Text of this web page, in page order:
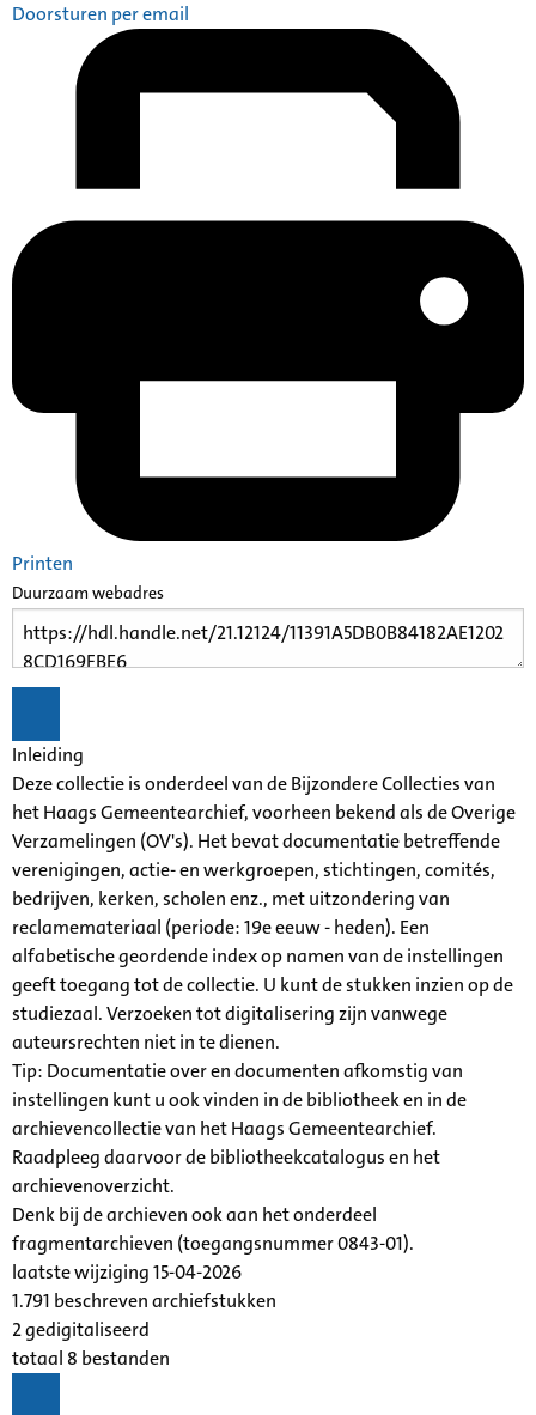
Doorsturen per email
Printen
Duurzaam webadres
Inleiding
Deze collectie is onderdeel van de Bijzondere Collecties van
het Haags Gemeentearchief, voorheen bekend als de Overige
Verzamelingen (OV's). Het bevat documentatie betreffende
verenigingen, actie- en werkgroepen, stichtingen, comités,
bedrijven, kerken, scholen enz., met uitzondering van
reclamemateriaal (periode: 19e eeuw - heden). Een
alfabetische geordende index op namen van de instellingen
geeft toegang tot de collectie. U kunt de stukken inzien op de
studiezaal. Verzoeken tot digitalisering zijn vanwege
auteursrechten niet in te dienen.
Tip: Documentatie over en documenten afkomstig van
instellingen kunt u ook vinden in de bibliotheek en in de
archievencollectie van het Haags Gemeentearchief.
Raadpleeg daarvoor de bibliotheekcatalogus en het
archievenoverzicht.
Denk bij de archieven ook aan het onderdeel
fragmentarchieven (toegangsnummer 0843-01).
laatste wijziging 15-04-2026
1.791 beschreven archiefstukken
2 gedigitaliseerd
totaal 8 bestanden